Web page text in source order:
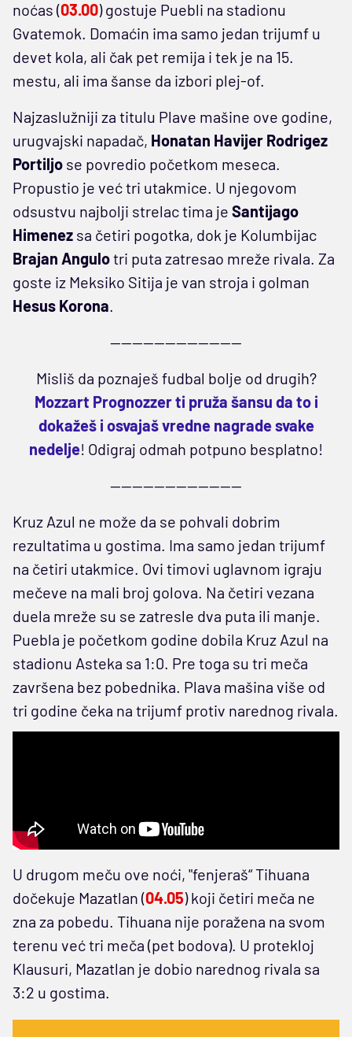
noćas (03.00) gostuje Puebli na stadionu
Gvatemok. Domaćin ima samo jedan trijumf u
devet kola, ali čak pet remija i tek je na 15.
mestu, ali ima šanse da izbori plej-of.
Najzaslužniji za titulu Plave mašine ove godine,
urugvajski napadač, Honatan Havijer Rodrigez
Portiljo se povredio početkom meseca.
Propustio je već tri utakmice. U njegovom
odsustvu najbolji strelac tima je Santijago
Himenez sa četiri pogotka, dok je Kolumbijac
Brajan Angulotri puta zatresao mreže rivala. Za
goste iz Meksiko Sitija je van stroja i golman
Hesus Korona.
------------------------
Misliš da poznaješ fudbal bolje od drugih?
Mozzart Prognozzer ti pruža šansu da to i
dokažeš i osvajaš vredne nagrade svake
nedelje! Odigraj odmah potpuno besplatno!
------------------------
Kruz Azul ne može da se pohvali dobrim
rezultatima u gostima. Ima samo jedan trijumf
na četiri utakmice. Ovi timovi uglavnom igraju
mečeve na mali broj golova. Na četiri vezana
duela mreže su se zatresle dva puta ili manje.
Puebla je početkom godine dobila Kruz Azul na
stadionu Asteka sa 1:0. Pre toga su tri meča
završena bez pobednika. Plava mašina više od
tri godine čeka na trijumf protiv narednog rivala.
U drugom meču ove noći, "fenjeraš“ Tihuana
dočekuje Mazatlan (04.05) koji četiri meča ne
zna za pobedu. Tihuana nije poražena na svom
terenu već tri meča (pet bodova). U protekloj
Klausuri, Mazatlan je dobio narednog rivala sa
3:2 u gostima.